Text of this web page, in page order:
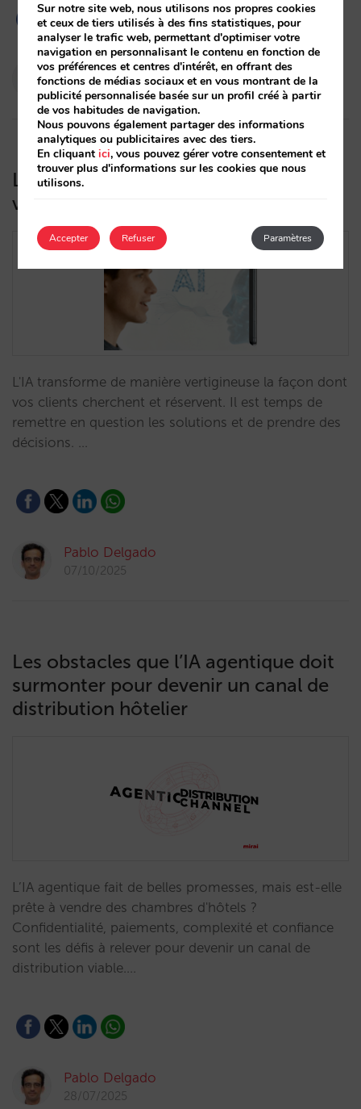
Pablo Delgado
14/10/2025
L’IA transforme vos clients : adaptez-
vous avant qu’il ne soit trop tard
L'IA transforme de manière vertigineuse la façon dont
vos clients cherchent et réservent. Il est temps de
remettre en question les solutions et de prendre des
décisions. …
Pablo Delgado
07/10/2025
Les obstacles que l’IA agentique doit
surmonter pour devenir un canal de
distribution hôtelier
L’IA agentique fait de belles promesses, mais est-elle
prête à vendre des chambres d'hôtels ?
Confidentialité, paiements, complexité et confiance
sont les défis à relever pour devenir un canal de
distribution viable.…
Pablo Delgado
28/07/2025
Sur notre site web, nous utilisons nos propres cookies
et ceux de tiers utilisés à des fins statistiques, pour
analyser le trafic web, permettant d'optimiser votre
navigation en personnalisant le contenu en fonction de
vos préférences et centres d'intérêt, en offrant des
fonctions de médias sociaux et en vous montrant de la
publicité personnalisée basée sur un profil créé à partir
de vos habitudes de navigation.
Nous pouvons également partager des informations
analytiques ou publicitaires avec des tiers.
En cliquantici, vous pouvez gérer votre consentement et
trouver plus d'informations sur les cookies que nous
utilisons.
Accepter Paramètres
Refuser